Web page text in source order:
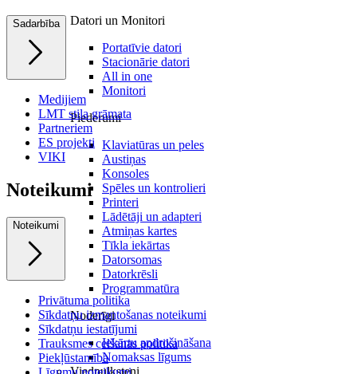
Datori un Monitori
Portatīvie datori
Stacionārie datori
All in one
Monitori
Piederumi
Klaviatūras un peles
Austiņas
Konsoles
Spēles un kontrolieri
Printeri
Lādētāji un adapteri
Atmiņas kartes
Tīkla iekārtas
Datorsomas
Datorkrēsli
Programmatūra
Noderīgi
Iekārtu apdrošināšana
Nomaksas līgums
Viedpulksteņi
Sadarbība
Medijiem
LMT stila grāmata
Partneriem
ES projekti
VIKI
Noteikumi
Noteikumi
Privātuma politika
Sīkdatņu izmantošanas noteikumi
Sīkdatņu iestatījumi
Trauksmes celšanas politika
Piekļūstamība